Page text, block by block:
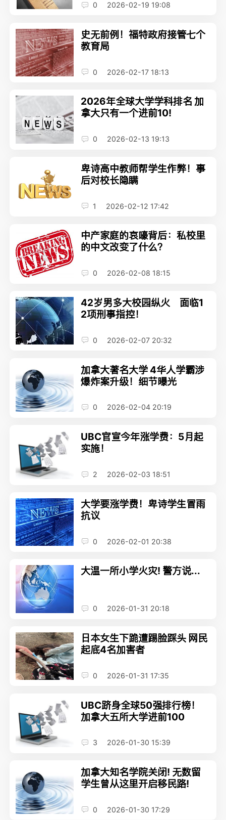
0 2026-02-19 19:08
史无前例！福特政府接管七个
教育局
0 2026-02-17 18:13
2026年全球大学学科排名 加
拿大只有一个进前10!
0 2026-02-13 19:13
卑诗高中教师帮学生作弊！事
后对校长隐瞒
1 2026-02-12 17:42
中产家庭的哀嚎背后：私校里
的中文改变了什么？
0 2026-02-08 18:15
42岁男多大校园纵火 面临1
2项刑事指控！
0 2026-02-07 20:32
加拿大著名大学 4华人学霸涉
爆炸案升级！细节曝光
0 2026-02-04 20:19
UBC官宣今年涨学费：5月起
实施！
2 2026-02-03 18:51
大学要涨学费！卑诗学生冒雨
抗议
0 2026-02-01 20:38
大温一所小学火灾! 警方说...
0 2026-01-31 20:18
日本女生下跪遭踢脸踩头 网民
起底4名加害者
0 2026-01-31 17:35
UBC跻身全球50强排行榜！
加拿大五所大学进前100
3 2026-01-30 15:39
加拿大知名学院关闭! 无数留
学生曾从这里开启移民路!
0 2026-01-30 17:29